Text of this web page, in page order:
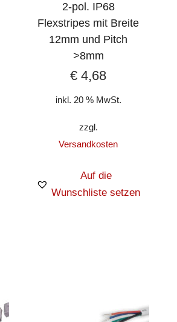
2-pol. IP68
Flexstripes mit Breite
12mm und Pitch
>8mm
€ 4,68
inkl. 20 % MwSt.
zzgl.
Versandkosten
Auf die
Wunschliste setzen